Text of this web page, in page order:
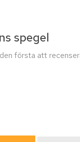
spegel
första att